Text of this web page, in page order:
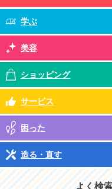
学ぶ
美容
ショッピング
サービス
困った
造る・直す
よく検